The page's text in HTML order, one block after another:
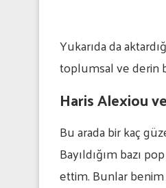
Yukarıda da
toplumsal ve derin
Haris Alexiou
Bu arada bir kaç
Bayıldığım bazı
ettim. Bunlar